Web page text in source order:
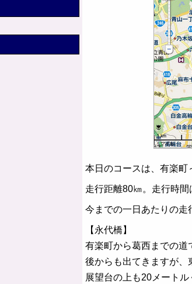
本日のコースは、有楽町
走行距離80㎞。走行時間
今までの一日あたりの走
【永代橋】
有楽町から葛西までの道
後からも出てきますが、
展望台の上も20メートル